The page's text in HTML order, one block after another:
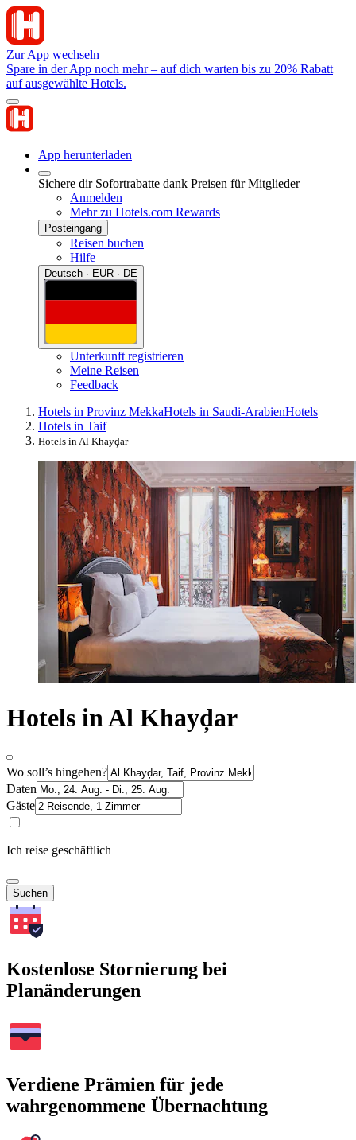
Zur App wechseln
Spare in der App noch mehr – auf dich warten bis zu 20% Rabatt
auf ausgewählte Hotels.
App herunterladen
Sichere dir Sofortrabatte dank Preisen für Mitglieder
Anmelden
Mehr zu Hotels.com Rewards
Posteingang
Reisen buchen
Hilfe
Deutsch · EUR · DE
Unterkunft registrieren
Meine Reisen
Feedback
Hotels in Provinz MekkaHotels in Saudi-ArabienHotels
Hotels in Taif
Hotels in Al Khayḑar
Hotels in Al Khayḑar
Wo soll’s hingehen?
Daten
Gäste
Ich reise geschäftlich
Suchen
Kostenlose Stornierung bei
Planänderungen
Verdiene Prämien für jede
wahrgenommene Übernachtung